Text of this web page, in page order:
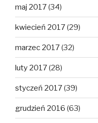
maj 2017(34)
kwiecień 2017(29)
marzec 2017(32)
luty 2017(28)
styczeń 2017(39)
grudzień 2016 (63)